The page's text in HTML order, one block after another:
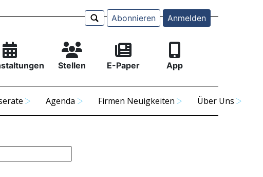
Abonnieren Anmelden
Stellen E-Paper App
Agenda Firmen Neuigkeiten Über Uns